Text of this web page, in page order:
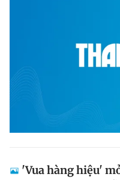
'Vua hàng hiệu'